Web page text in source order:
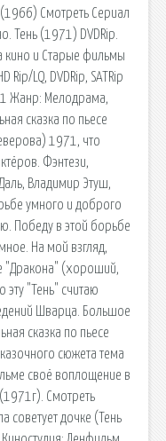
Смотреть Сериал
Тень (1971) DVDRip.
кино и Старые фильмы
LQ, DVDRip, SATRip
Жанр: Мелодрама,
сказка по пьесе
1971, что
Фэнтези,
Владимир Этуш,
умного и доброго
Победу в этой борьбе
На мой взгляд,
"Дракона" (хороший,
эту "Тень" считаю
Шварца. Большое
сказка по пьесе
сюжета тема
своё воплощение в
Смотреть
советует дочке (Тень